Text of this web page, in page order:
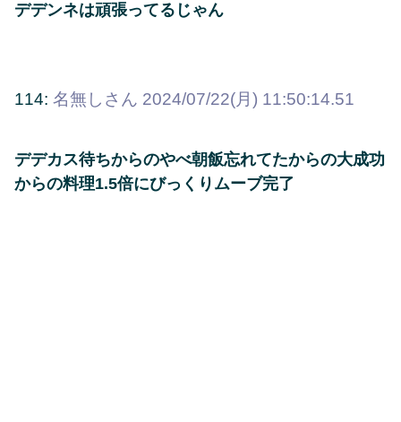
デデンネは頑張ってるじゃん
114: 名無しさん 2024/07/22(月) 11:50:14.51
デデカス待ちからのやべ朝飯忘れてたからの大成功
からの料理1.5倍にびっくりムーブ完了